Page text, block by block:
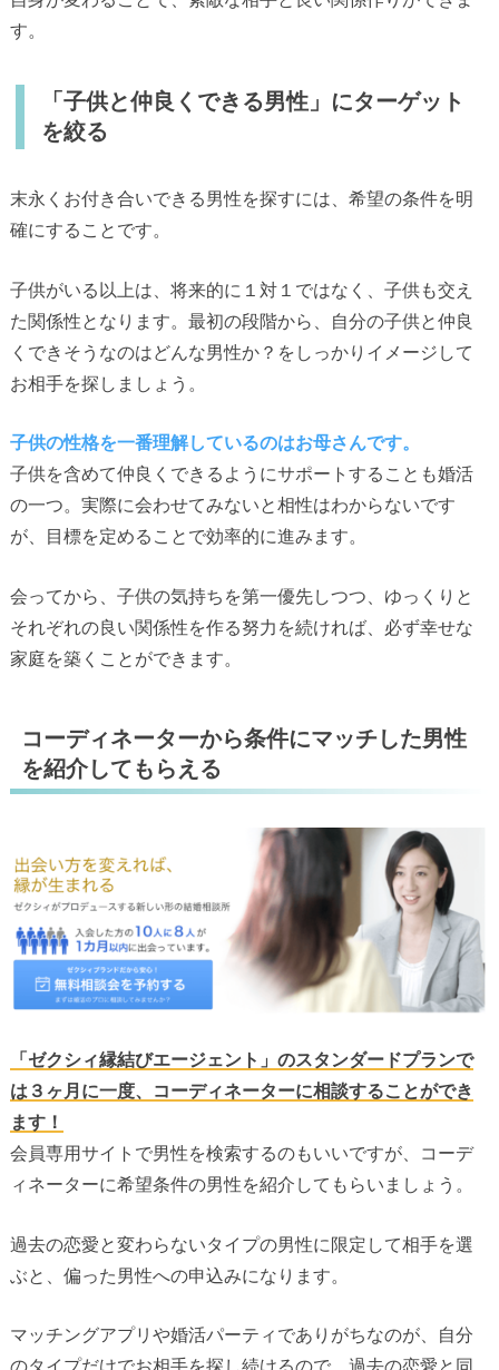
す。
「子供と仲良くできる男性」にターゲット
を絞る
末永くお付き合いできる男性を探すには、希望の条件を明
確にすることです。
子供がいる以上は、将来的に１対１ではなく、子供も交え
た関係性となります。最初の段階から、自分の子供と仲良
くできそうなのはどんな男性か？をしっかりイメージして
お相手を探しましょう。
子供の性格を一番理解しているのはお母さんです。
子供を含めて仲良くできるようにサポートすることも婚活
の一つ。実際に会わせてみないと相性はわからないです
が、目標を定めることで効率的に進みます。
会ってから、子供の気持ちを第一優先しつつ、ゆっくりと
それぞれの良い関係性を作る努力を続ければ、必ず幸せな
家庭を築くことができます。
コーディネーターから条件にマッチした男性
を紹介してもらえる
「ゼクシィ縁結びエージェント」のスタンダードプランで
は３ヶ月に一度、コーディネーターに相談することができ
ます！
会員専用サイトで男性を検索するのもいいですが、コーデ
ィネーターに希望条件の男性を紹介してもらいましょう。
過去の恋愛と変わらないタイプの男性に限定して相手を選
ぶと、偏った男性への申込みになります。
マッチングアプリや婚活パーティでありがちなのが、自分